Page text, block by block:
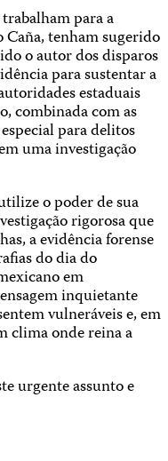
para a
tenham sugerido
o autor dos disparos
para sustentar a
estaduais
combinada com as
para delitos
uma investigação
o poder de sua
rigorosa que
a evidência forense
do dia do
em
inquietante
vulneráveis e, em
clima onde reina a
urgente assunto e